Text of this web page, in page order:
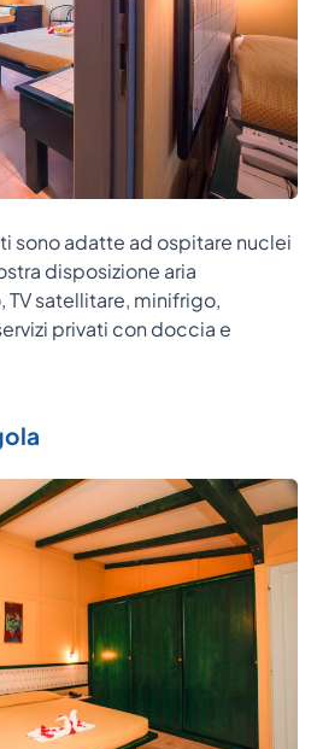
sono adatte ad ospitare nuclei
disposizione aria
satellitare, minifrigo,
privati con doccia e